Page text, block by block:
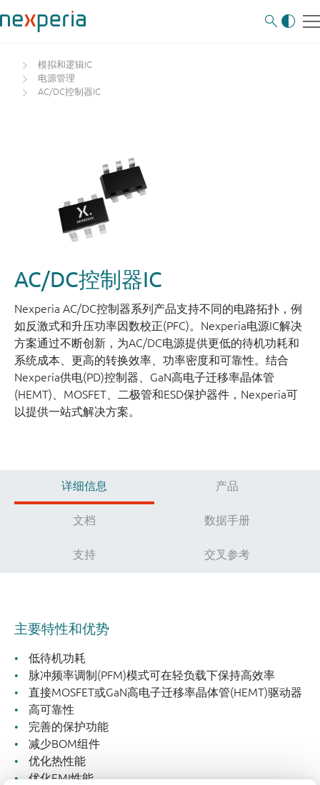
模拟和逻辑IC
电源管理
AC/DC控制器IC
AC/DC控制器IC
Nexperia AC/DC控制器系列产品支持不同的电路拓扑，例
如反激式和升压功率因数校正(PFC)。Nexperia电源IC解决
方案通过不断创新，为AC/DC电源提供更低的待机功耗和
系统成本、更高的转换效率、功率密度和可靠性。结合
Nexperia供电(PD)控制器、GaN高电子迁移率晶体管
(HEMT)、MOSFET、二极管和ESD保护器件，Nexperia可
以提供一站式解决方案。
详细信息 产品
文档 数据手册
支持 交叉参考
主要特性和优势
低待机功耗
脉冲频率调制(PFM)模式可在轻负载下保持高效率
直接MOSFET或GaN高电子迁移率晶体管(HEMT)驱动器
高可靠性
完善的保护功能
减少BOM组件
优化热性能
优化EMI性能